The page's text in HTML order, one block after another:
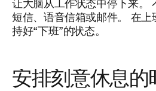
让大脑从工作状态中停下来。
短信、语音信箱或邮件。 在上
持好“下班”的状态。
安排刻意休息的